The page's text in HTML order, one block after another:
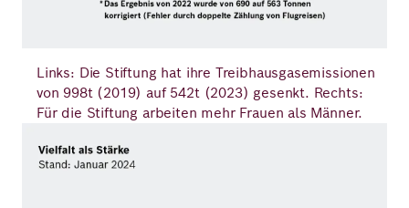
Links: Die Stiftung hat ihre Treibhausgasemissionen
von 998t (2019) auf 542t (2023) gesenkt. Rechts:
Für die Stiftung arbeiten mehr Frauen als Männer.